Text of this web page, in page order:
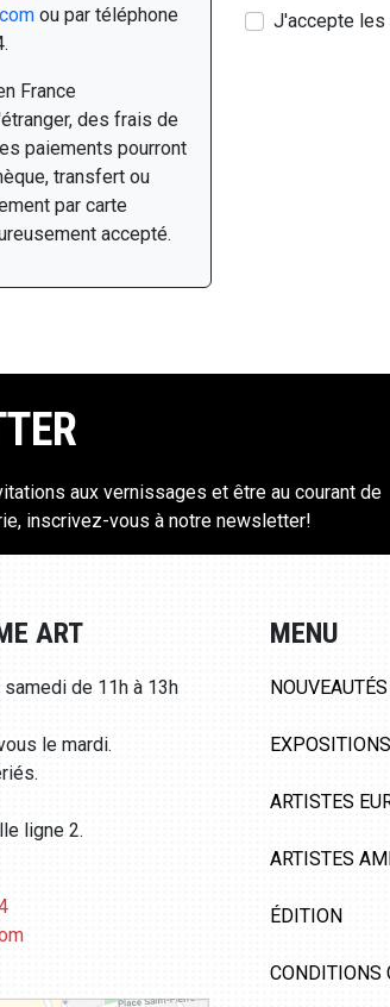
ou par téléphone
France
des frais de
paiements pourront
transfert ou
par carte
accepté.
J'accepte les
aux vernissages et être au courant de
inscrivez-vous à notre newsletter!
ART
de 11h à 13h
le mardi.
ligne 2.
MENU
NOUVEAUTÉS
EXPOSITIONS
ARTISTES
ARTISTES
ÉDITION
CONDITIONS